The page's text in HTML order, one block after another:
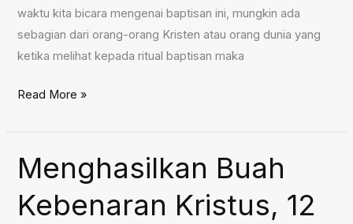
waktu kita bicara mengenai baptisan ini, mungkin ada
sebagian dari orang-orang Kristen atau orang dunia yang
ketika melihat kepada ritual baptisan maka
Sakramen
19
Agustus
2018
Read More »
Menghasilkan Buah
Kebenaran Kristus, 12